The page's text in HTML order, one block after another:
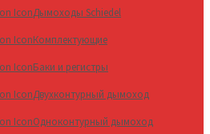
Дымоходы Schiedel
Комплектующие
Баки и регистры
Двухконтурный дымоход
Одноконтурный дымоход